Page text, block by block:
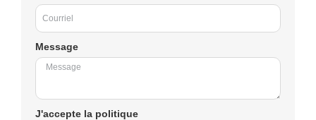
Message
J'accepte la politique